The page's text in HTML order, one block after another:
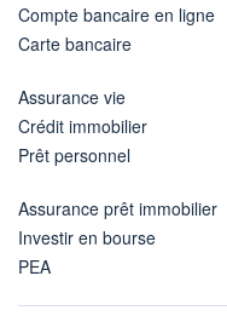
Compte bancaire en ligne
Carte bancaire
Assurance vie
Crédit immobilier
Prêt personnel
Assurance prêt immobilier
Investir en bourse
PEA